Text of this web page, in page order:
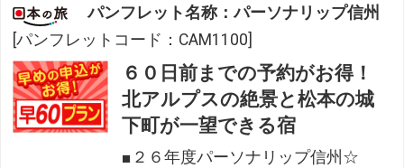
パンフレット名称：パーソナリップ信州
[パンフレットコード：CAM1100]
６０日前までの予約がお得！
北アルプスの絶景と松本の城
下町が一望できる宿
■２６年度パーソナリップ信州☆